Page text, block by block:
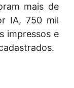
mais de
IA, 750 mil
impressos e